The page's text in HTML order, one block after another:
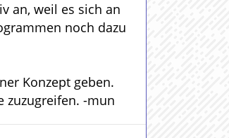
an, weil es sich an
noch dazu
Konzept geben.
zuzugreifen. -mun